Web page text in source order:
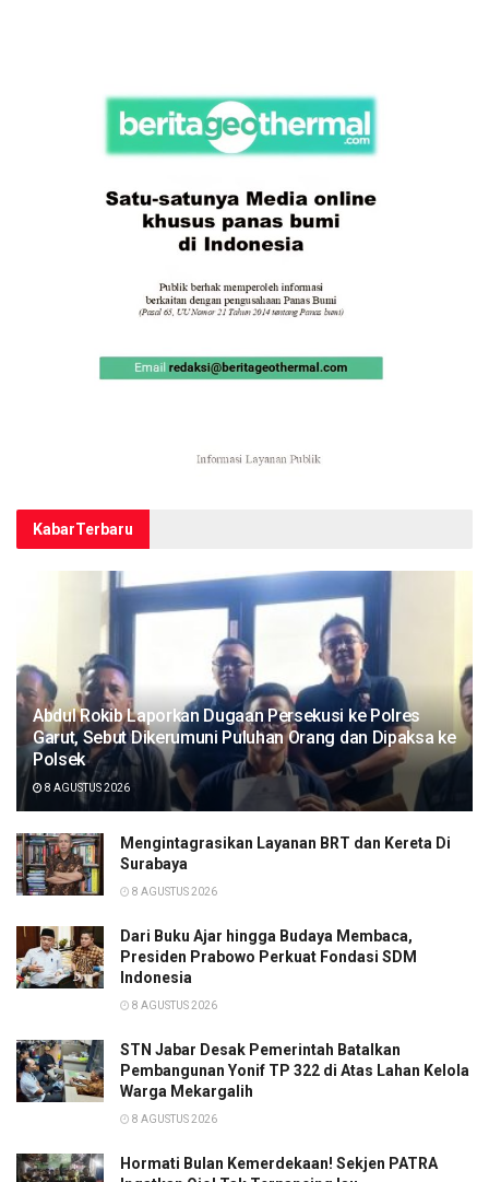
KabarTerbaru
Abdul Rokib Laporkan Dugaan Persekusi ke Polres
Garut, Sebut Dikerumuni Puluhan Orang dan Dipaksa ke
Polsek
8 AGUSTUS 2026
Mengintagrasikan Layanan BRT dan Kereta Di
Surabaya
8 AGUSTUS 2026
Dari Buku Ajar hingga Budaya Membaca,
Presiden Prabowo Perkuat Fondasi SDM
Indonesia
8 AGUSTUS 2026
STN Jabar Desak Pemerintah Batalkan
Pembangunan Yonif TP 322 di Atas Lahan Kelola
Warga Mekargalih
8 AGUSTUS 2026
Hormati Bulan Kemerdekaan! Sekjen PATRA